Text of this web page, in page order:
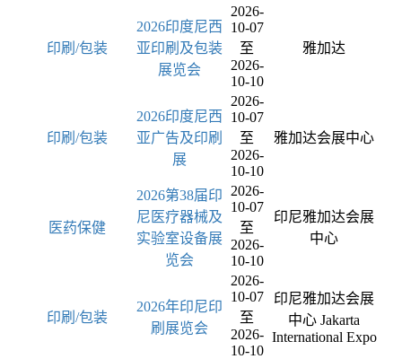
印刷/包装
2026印度尼西
亚印刷及包装
展览会
2026-
10-07
至
2026-
10-10
雅加达
印刷/包装
2026印度尼西
亚广告及印刷
展
2026-
10-07
至
2026-
10-10
雅加达会展中心
医药保健
2026第38届印
尼医疗器械及
实验室设备展
览会
2026-
10-07
至
2026-
10-10
印尼雅加达会展
中心
印刷/包装
2026年印尼印
刷展览会
2026-
10-07
至
2026-
10-10
印尼雅加达会展
中心 Jakarta
International Expo